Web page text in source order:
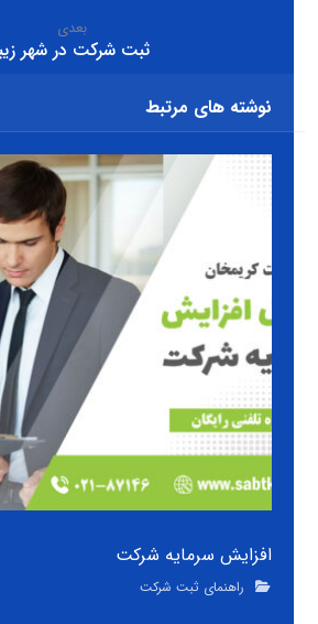
بعدی
ثبت شرکت در شهر
نوشته های مرتبط
افزایش سرمایه شرکت
راهنمای ثبت شرکت